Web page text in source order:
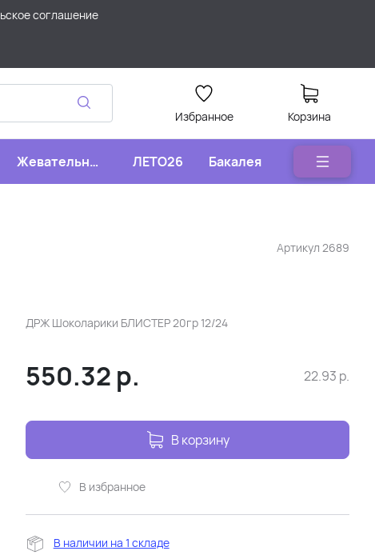
соглашение
Избранное Корзина
Жевательные
конфеты
ЛЕТО26 Бакалея
Артикул 2689
ДРЖ Шоколарики БЛИСТЕР 20гр 12/24
550.32 р. 22.93 р.
В корзину
В избранное
В наличии на 1 складе